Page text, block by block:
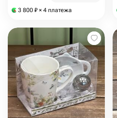
3 800 ₽ × 4 платежа